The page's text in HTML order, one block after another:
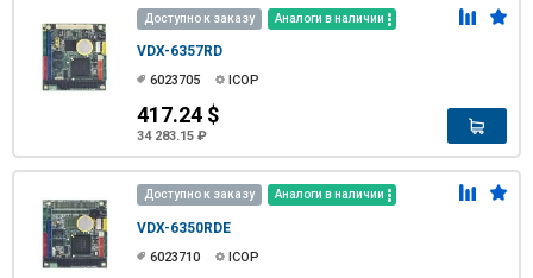
Доступно к заказу Аналоги в наличии
VDX-6357RD
6023705 ICOP
417.24 $
34 283.15 ₽
Доступно к заказу Аналоги в наличии
VDX-6350RDE
6023710 ICOP